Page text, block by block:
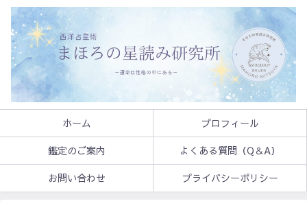
ホーム
プロフィール
鑑定のご案内
よくある質問（Q＆A）
お問い合わせ
プライバシーポリシー